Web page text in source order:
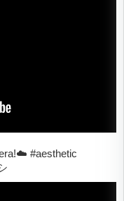
#aesthetic